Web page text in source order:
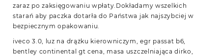
zaraz po zaksięgowaniu wpłaty.Dokładamy wszelkich
starań aby paczka dotarła do Państwa jak najszybciej w
bezpiecznym opakowaniu.
iveco 3.0, luz na drążku kierowniczym, egr passat b6,
bentley continental gt cena, masa uszczelniająca dirko,